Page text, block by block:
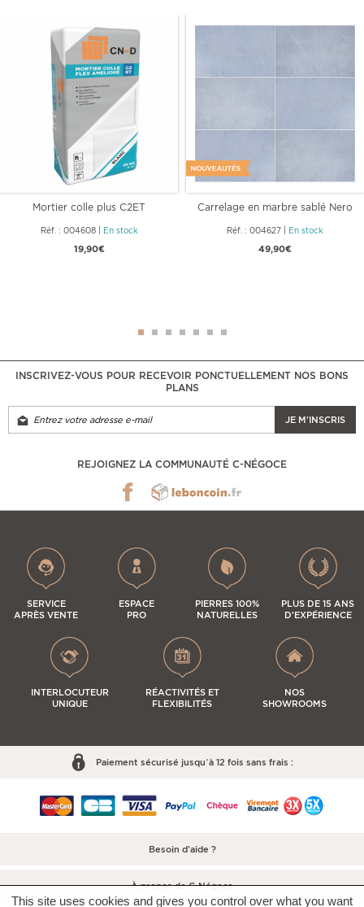
Mortier colle plus C2ET
Réf. : 004608| En stock
19,90€
Carrelage en marbre sablé Nero
Réf. : 004627 En stock
49,90€
INSCRIVEZ-VOUS POUR RECEVOIR PONCTUELLEMENT NOS BONS
PLANS
JE M'INSCRIS
REJOIGNEZ LA COMMUNAUTÉ C-NÉGOCE
SERVICE
APRÈS VENTE
ESPACE
PRO
PIERRES 100%
NATURELLES
PLUS DE 15 ANS
D'EXPÉRIENCE
INTERLOCUTEUR
UNIQUE
RÉACTIVITÉS ET
FLEXIBILITÉS
NOS
SHOWROOMS
Paiement sécurisé jusqu’à 12 fois sans frais :
Besoin d'aide ?
À propos de C-Négoce
This site uses cookies and gives you control over what you want